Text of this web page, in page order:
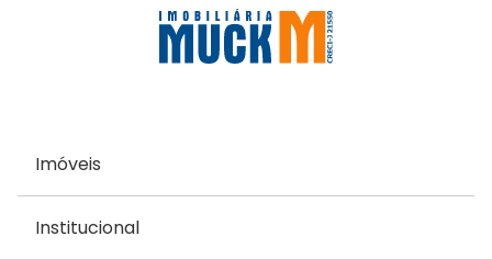
Imóveis
Institucional